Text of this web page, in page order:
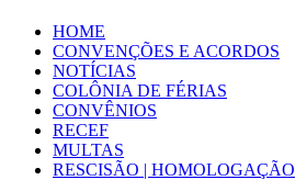
HOME
CONVENÇÕES E ACORDOS
NOTÍCIAS
COLÔNIA DE FÉRIAS
CONVÊNIOS
RECEF
MULTAS
RESCISÃO | HOMOLOGAÇÃO